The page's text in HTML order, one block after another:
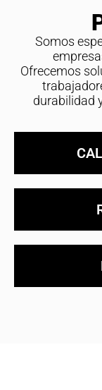
Somos
Ofrecemos
durabilidad